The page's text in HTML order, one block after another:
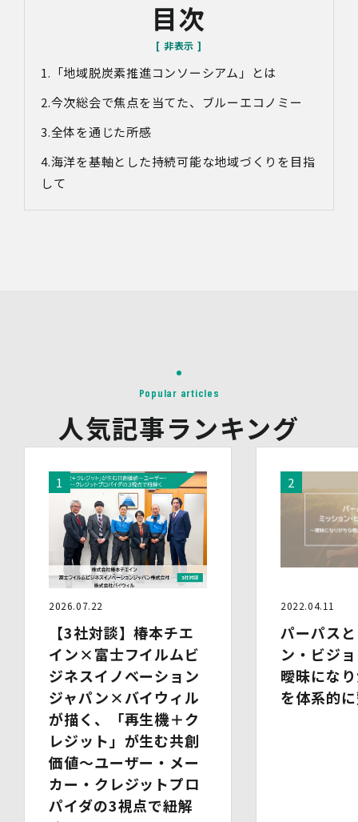
望・お問い合わせ内容・ご意見等の正確な把握、今後の
サービス向上等のために、録音・録画させていただく場合
対象情報
・各種お問い合わせに対応するため
正確な把握のため
・取得した情報を解析又は分析して、当社サービス「環境
イベント・セミナーの共催事業者
会社名・所属団体等の名称、所属名、役職名等の肩書、氏
名、住所、電話番号、メールアドレス、その他イベント・
(3)第三者提供の方法
電話、FAX、電子メール、郵送などの一般的な方法
(4)その他
上記の内容によらない個人情報の第三者提供を行う場合に
は、あらかじめ本人に対し個別具体的な内容を提示して同
意を得ます。
5.委託
当社は、上記利用目的の達成に必要な範囲内において、個
す。個人情報の取扱いを外部に委託する際は、十分な情報
管理水準を確保している委託先を選定するとともに、当該
委託先には必要かつ適切な監督を行います。
6.安全管理措置
当社は、個人情報保護法、個人情報保護方針及び本方針に
従って、個人データ（個人情報保護法第16条第３項により
定義された「個人データ」をいい、以下同様とします。）
を適切に取り扱い、正確かつ最新のものとするよう適切な
処置を講じます。
また、個人データの漏えい、滅失又は毀損の防止その他の
個人データの保護のため、個人データを適切かつ安全に管
目次
「地域脱炭素推進コンソーシアム」とは
今次総会で焦点を当てた、ブルーエコノミー
全体を通じた所感
海洋を基軸とした持続可能な地域づくりを目指
して
Popular articles
人気記事ランキング
2026.07.22
【3社対談】椿本チエ
イン×富士フイルムビ
ジネスイノベーション
ジャパン×バイウィル
が描く、「再生機＋ク
レジット」が生む共創
価値～ユーザー・メー
カー・クレジットプロ
パイダの3視点で紐解
2022.04.11
パーパス
ン・ビジ
曖昧にな
を体系的